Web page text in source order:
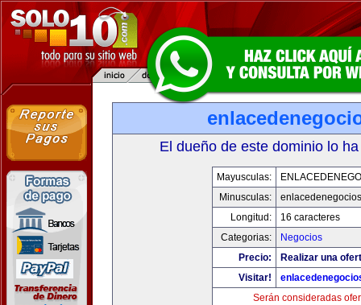
El dueño de este dominio lo
Mayusculas:
Minusculas:
Longitud:
16 caracteres
Categorias:
Negocios
Precio:
Realizar una
Visitar!
Serán consideradas